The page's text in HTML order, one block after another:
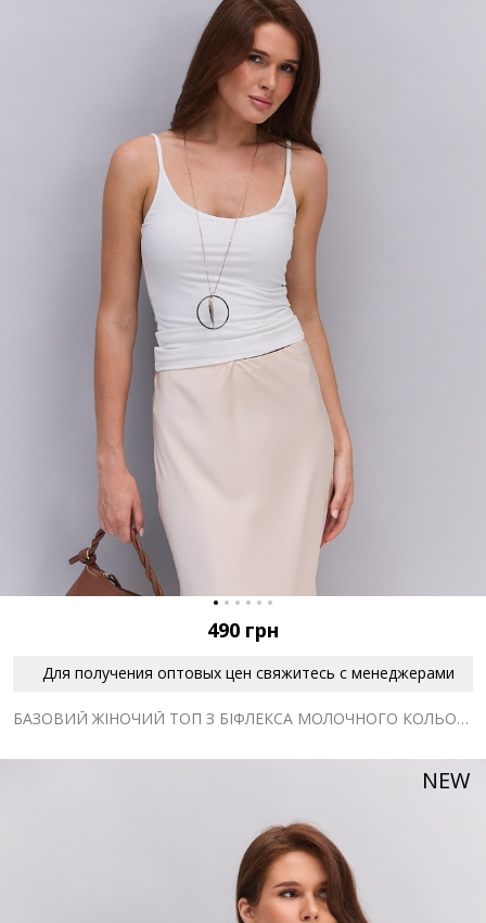
490 грн
Для получения оптовых цен свяжитесь с менеджерами
БАЗОВИЙ ЖІНОЧИЙ ТОП З БІФЛЕКСА МОЛОЧНОГО КОЛЬОРУ
NEW